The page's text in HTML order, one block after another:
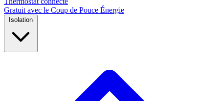
Gratuit avec le Coup de Pouce Énergie